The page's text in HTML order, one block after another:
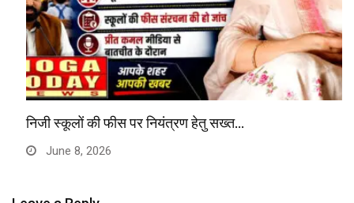
निजी स्कूलों की फीस पर नियंत्रण हेतु सख्त…
June 8, 2026